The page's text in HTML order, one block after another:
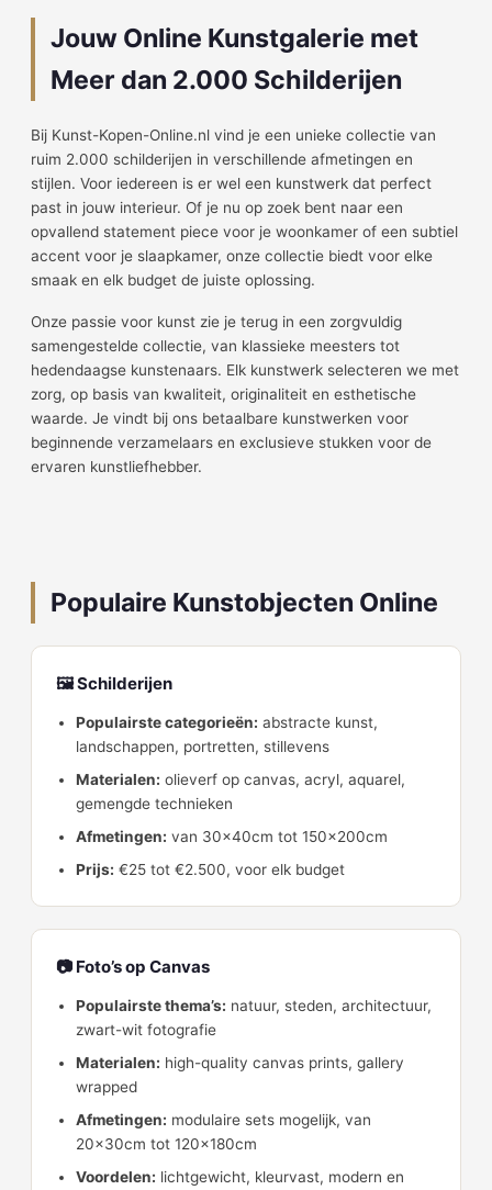
Jouw Online Kunstgalerie met
Meer dan 2.000 Schilderijen
Bij Kunst-Kopen-Online.nl vind je een unieke collectie van
ruim 2.000 schilderijen in verschillende afmetingen en
stijlen. Voor iedereen is er wel een kunstwerk dat perfect
past in jouw interieur. Of je nu op zoek bent naar een
opvallend statement piece voor je woonkamer of een subtiel
accent voor je slaapkamer, onze collectie biedt voor elke
smaak en elk budget de juiste oplossing.
Onze passie voor kunst zie je terug in een zorgvuldig
samengestelde collectie, van klassieke meesters tot
hedendaagse kunstenaars. Elk kunstwerk selecteren we met
zorg, op basis van kwaliteit, originaliteit en esthetische
waarde. Je vindt bij ons betaalbare kunstwerken voor
beginnende verzamelaars en exclusieve stukken voor de
ervaren kunstliefhebber.
Populaire Kunstobjecten Online
🖼️ Schilderijen
Populairste categorieën: abstracte kunst,
landschappen, portretten, stillevens
Materialen: olieverf op canvas, acryl, aquarel,
gemengde technieken
Afmetingen: van 30x40cm tot 150x200cm
Prijs: €25 tot €2.500, voor elk budget
📷 Foto’s op Canvas
Populairste thema’s: natuur, steden, architectuur,
zwart-wit fotografie
Materialen: high-quality canvas prints, gallery
wrapped
Afmetingen: modulaire sets mogelijk, van
20x30cm tot 120x180cm
Voordelen: lichtgewicht, kleurvast, modern en